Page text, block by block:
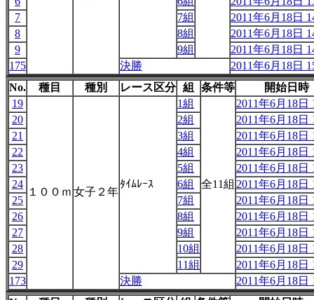
7
7組
2011年6月18日
8
8組
2011年6月18日
9
9組
2011年6月18日
175
決勝
2011年6月18日
No.
種目 種別 レース区分 組 条件等
開始日時
19
１００ｍ 女子２年
ﾀｲﾑﾚｰｽ
1組
全11組
2011年6月18日
20
2組
2011年6月18日
21
3組
2011年6月18日
22
4組
2011年6月18日
23
5組
2011年6月18日
24
6組
2011年6月18日
25
7組
2011年6月18日
26
8組
2011年6月18日
27
9組
2011年6月18日
28
10組
2011年6月18日
29
11組
2011年6月18日
173
決勝
2011年6月18日